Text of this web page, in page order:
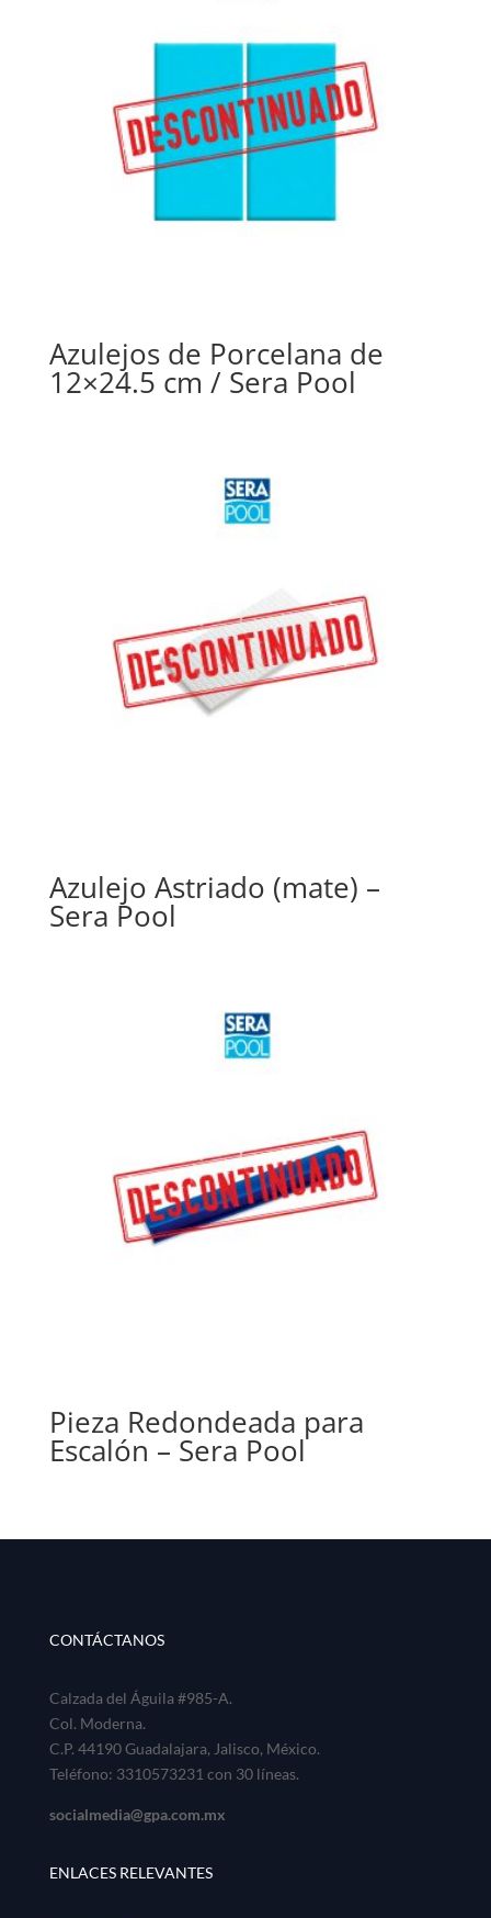
Azulejos de Porcelana de
12×24.5 cm / Sera Pool
Azulejo Astriado (mate) –
Sera Pool
Pieza Redondeada para
Escalón – Sera Pool
CONTÁCTANOS
Calzada del Águila #985-A.
Col. Moderna.
C.P. 44190 Guadalajara, Jalisco, México.
Teléfono: 3310573231 con 30 líneas.
socialmedia@gpa.com.mx
ENLACES RELEVANTES